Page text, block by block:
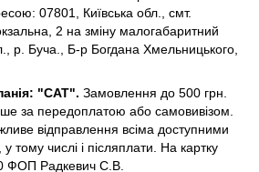
07801, Київська обл., смт.
2 на зміну малогабаритний
р. Буча., Б-р Богдана Хмельницького,
"САТ". Замовлення до 500 грн.
за передоплатою або самовивізом.
відправлення всіма доступними
тому числі і післяплати. На картку
ФОП Радкевич С.В.